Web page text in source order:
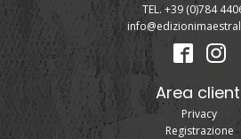
TEL. +39 (0)784
Area
Privacy
Registrazione